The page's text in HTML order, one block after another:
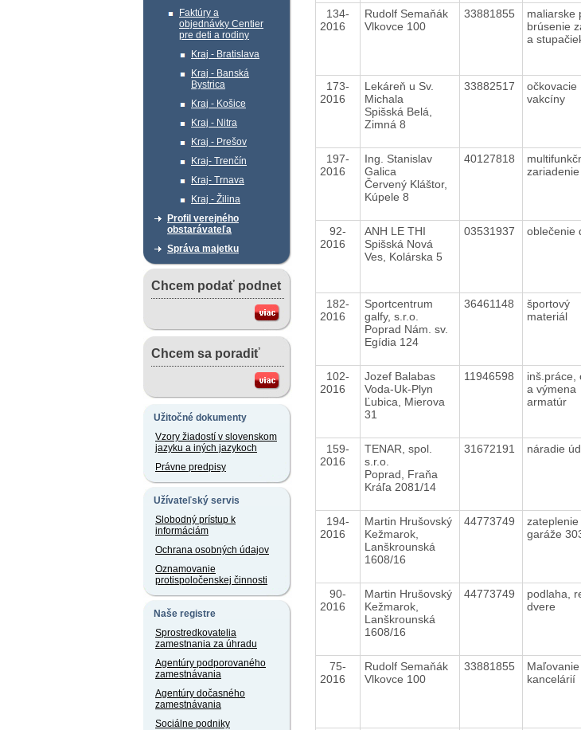
Faktúry a
objednávky Centier
pre deti a rodiny
Kraj - Bratislava
Kraj - Banská
Bystrica
Kraj - Košice
Kraj - Nitra
Kraj - Prešov
Kraj- Trenčín
Kraj- Trnava
Kraj - Žilina
Profil verejného
obstarávateľa
Správa majetku
Chcem podať podnet
Chcem sa poradiť
Užitočné dokumenty
Vzory žiadostí v slovenskom
jazyku a iných jazykoch
Právne predpisy
Užívateľský servis
Slobodný prístup k
informáciám
Ochrana osobných údajov
Oznamovanie
protispoločenskej činnosti
Naše registre
Sprostredkovatelia
zamestnania za úhradu
Agentúry podporovaného
zamestnávania
Agentúry dočasného
zamestnávania
Sociálne podniky
134-
2016
Rudolf Semaňák
Vlkovce 100
33881855
maliarske
brúsenie
a
173-
2016
Lekáreň u Sv.
Michala
Spišská Belá,
Zimná 8
33882517
očkovacie
vakcíny
197-
2016
Ing. Stanislav
Galica
Červený Kláštor,
Kúpele 8
40127818
zariadenie
92-
2016
ANH LE THI
Spišská Nová
Ves, Kolárska 5
03531937 oblečenie
182-
2016
Sportcentrum
galfy, s.r.o.
Poprad Nám. sv.
Egídia 124
36461148
športový
materiál
102-
2016
Jozef Balabas
Voda-Uk-Plyn
Ľubica, Mierova
31
11946598
inš.práce,
a výmena
armatúr
159-
2016
TENAR, spol.
s.r.o.
Poprad, Fraňa
Kráľa 2081/14
31672191 náradie
194-
2016
Martin Hrušovský
Kežmarok,
Lanškrounská
1608/16
44773749
zateplenie
garáže
90-
2016
Martin Hrušovský
Kežmarok,
Lanškrounská
1608/16
44773749
podlaha,
dvere
75-
2016
Rudolf Semaňák
Vlkovce 100
33881855
Maľovanie
kancelárií